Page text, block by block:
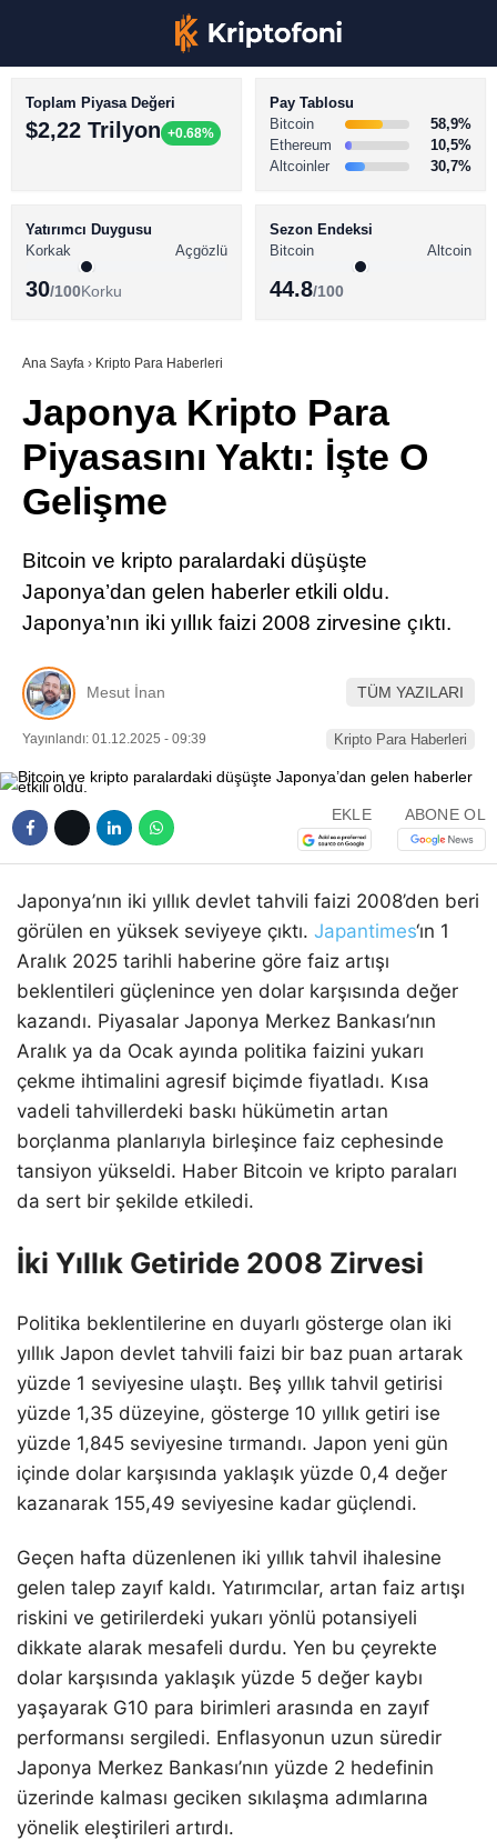
Youtube
TikTok
LinkedIn
BİTCOİN HABERLERİ
ALTCOİN HABERLERİ
SÖZLÜK
Toplam Piyasa Değeri
$2,22 Trilyon +0.68%
Pay Tablosu
Bitcoin
58,9%
Ethereum
10,5%
Altcoinler
30,7%
Yatırımcı Duygusu
Korkak
Açgözlü
30/100Korku
Sezon Endeksi
Bitcoin
Altcoin
44.8/100
Ana Sayfa › Kripto Para Haberleri
Japonya Kripto Para
Piyasasını Yaktı: İşte O
Gelişme
Bitcoin ve kripto paralardaki düşüşte
Japonya’dan gelen haberler etkili oldu.
Japonya’nın iki yıllık faizi 2008 zirvesine çıktı.
Mesut İnan TÜM YAZILARI
Yayınlandı: 01.12.2025 - 09:39 Kripto Para Haberleri
EKLE ABONE OL
Japonya’nın iki yıllık devlet tahvili faizi 2008’den beri
görülen en yüksek seviyeye çıktı. Japantimes‘ın 1
Aralık 2025 tarihli haberine göre faiz artışı
beklentileri güçlenince yen dolar karşısında değer
kazandı. Piyasalar Japonya Merkez Bankası’nın
Aralık ya da Ocak ayında politika faizini yukarı
çekme ihtimalini agresif biçimde fiyatladı. Kısa
vadeli tahvillerdeki baskı hükümetin artan
borçlanma planlarıyla birleşince faiz cephesinde
tansiyon yükseldi. Haber Bitcoin ve kripto paraları
da sert bir şekilde etkiledi.
İki Yıllık Getiride 2008 Zirvesi
Politika beklentilerine en duyarlı gösterge olan iki
yıllık Japon devlet tahvili faizi bir baz puan artarak
yüzde 1 seviyesine ulaştı. Beş yıllık tahvil getirisi
yüzde 1,35 düzeyine, gösterge 10 yıllık getiri ise
yüzde 1,845 seviyesine tırmandı. Japon yeni gün
içinde dolar karşısında yaklaşık yüzde 0,4 değer
kazanarak 155,49 seviyesine kadar güçlendi.
Geçen hafta düzenlenen iki yıllık tahvil ihalesine
gelen talep zayıf kaldı. Yatırımcılar, artan faiz artışı
riskini ve getirilerdeki yukarı yönlü potansiyeli
dikkate alarak mesafeli durdu. Yen bu çeyrekte
dolar karşısında yaklaşık yüzde 5 değer kaybı
yaşayarak G10 para birimleri arasında en zayıf
performansı sergiledi. Enflasyonun uzun süredir
Japonya Merkez Bankası’nın yüzde 2 hedefinin
üzerinde kalması geciken sıkılaşma adımlarına
yönelik eleştirileri artırdı.